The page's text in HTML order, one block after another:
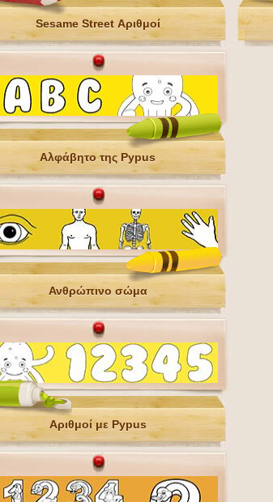
Sesame Street Αριθμοί
Αλφάβητο της Pypus
Ανθρώπινο σώμα
Αριθμοί με Pypus